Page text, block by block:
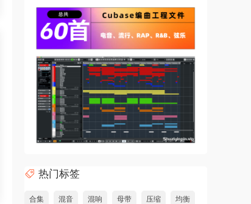
热门标签
合集 混音 混响 母带 压缩 均衡